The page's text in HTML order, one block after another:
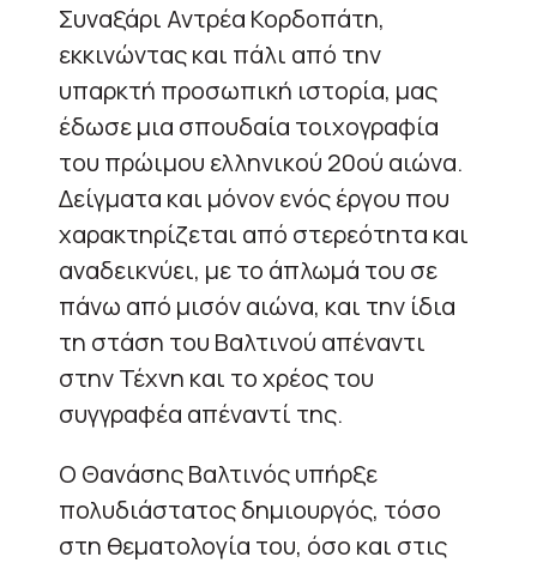
Συναξάρι Αντρέα Κορδοπάτη,
εκκινώντας και πάλι από την
υπαρκτή προσωπική ιστορία, μας
έδωσε μια σπουδαία τοιχογραφία
του πρώιμου ελληνικού 20ού αιώνα.
Δείγματα και μόνον ενός έργου που
χαρακτηρίζεται από στερεότητα και
αναδεικνύει, με το άπλωμά του σε
πάνω από μισόν αιώνα, και την ίδια
τη στάση του Βαλτινού απέναντι
στην Τέχνη και το χρέος του
συγγραφέα απέναντί της.
Ο Θανάσης Βαλτινός υπήρξε
πολυδιάστατος δημιουργός, τόσο
στη θεματολογία του, όσο και στις